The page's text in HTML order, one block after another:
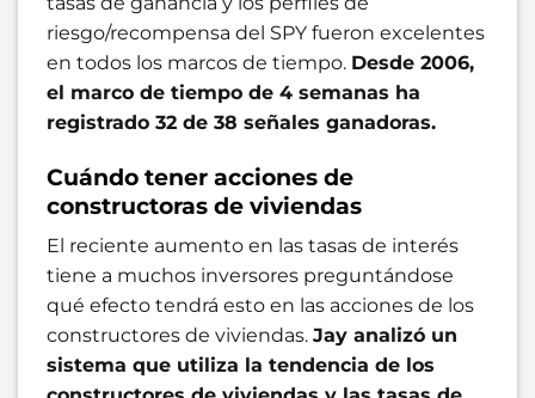
riesgo/recompensa del SPY fueron excelentes
en todos los marcos de tiempo. Desde 2006,
el marco de tiempo de 4 semanas ha
registrado 32 de 38 señales ganadoras.
Cuándo tener acciones de
constructoras de viviendas
El reciente aumento en las tasas de interés
tiene a muchos inversores preguntándose
qué efecto tendrá esto en las acciones de los
constructores de viviendas. Jay analizó un
sistema que utiliza la tendencia de los